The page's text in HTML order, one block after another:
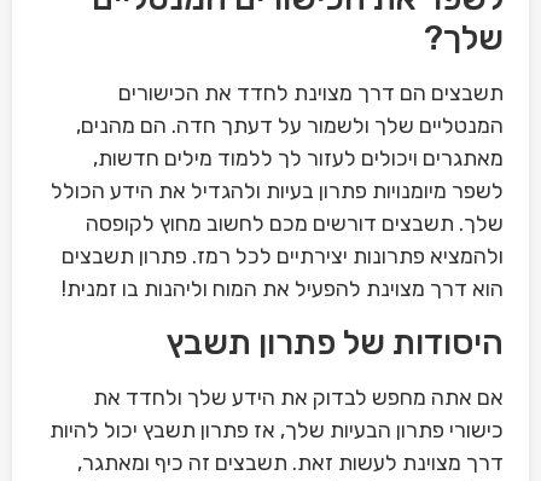
שלך?
תשבצים הם דרך מצוינת לחדד את הכישורים
המנטליים שלך ולשמור על דעתך חדה. הם מהנים,
מאתגרים ויכולים לעזור לך ללמוד מילים חדשות,
לשפר מיומנויות פתרון בעיות ולהגדיל את הידע הכולל
שלך. תשבצים דורשים מכם לחשוב מחוץ לקופסה
ולהמציא פתרונות יצירתיים לכל רמז. פתרון תשבצים
הוא דרך מצוינת להפעיל את המוח וליהנות בו זמנית!
היסודות של פתרון תשבץ
אם אתה מחפש לבדוק את הידע שלך ולחדד את
כישורי פתרון הבעיות שלך, אז פתרון תשבץ יכול להיות
דרך מצוינת לעשות זאת. תשבצים זה כיף ומאתגר,